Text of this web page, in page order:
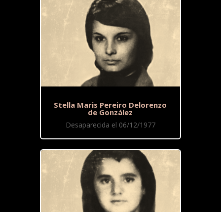
Stella Maris Pereiro Delorenzo
de González
Desaparecida el 06/12/1977